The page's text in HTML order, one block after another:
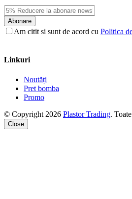
Abonare
Am citit si sunt de acord cu Politica
Linkuri
Noutăți
Pret bomba
Promo
© Copyright 2026 Plastor Trading.
Close